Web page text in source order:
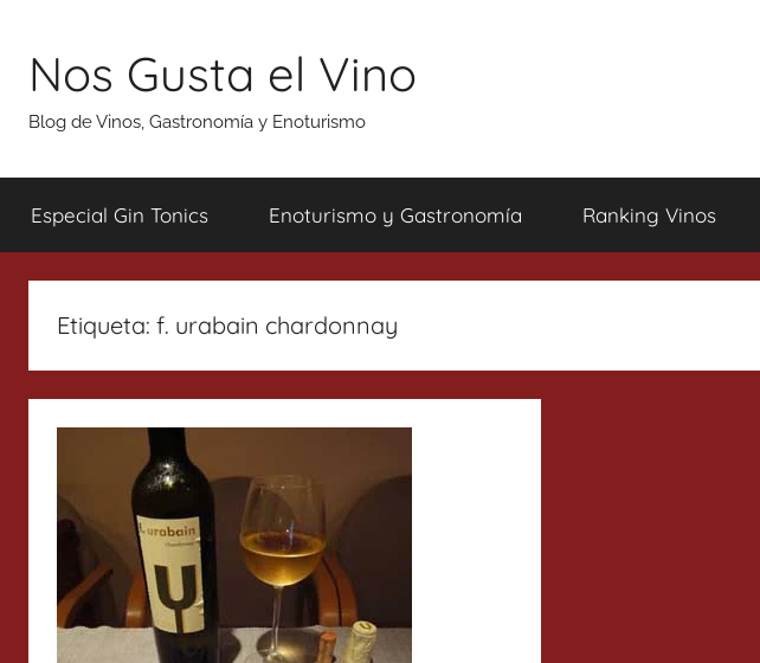
contenido
Nos Gusta el Vino
Blog de Vinos, Gastronomía y Enoturismo
Especial Gin Tonics Enoturismo y Gastronomía Ranking Vinos
Etiqueta: f. urabain chardonnay